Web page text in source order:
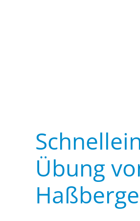
Übung
Haßberge